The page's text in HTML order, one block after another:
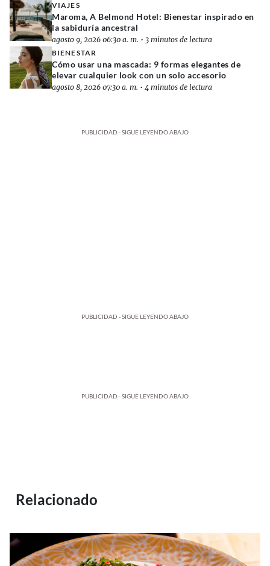
VIAJES
Maroma, A Belmond Hotel: Bienestar inspirado en
la sabiduría ancestral
agosto 9, 2026 06:30 a. m. • 3 minutos de lectura
BIENESTAR
Cómo usar una mascada: 9 formas elegantes de
elevar cualquier look con un solo accesorio
agosto 8, 2026 07:30 a. m. • 4 minutos de lectura
PUBLICIDAD - SIGUE LEYENDO ABAJO
PUBLICIDAD - SIGUE LEYENDO ABAJO
PUBLICIDAD - SIGUE LEYENDO ABAJO
Relacionado